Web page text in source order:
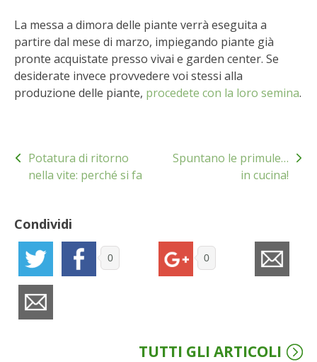
ZAPI GARDEN
BENZA
THERMACELL
IL MIO ORTO
ANIMALI UMANI E NON UMANI
IL MIO 2025
La messa a dimora delle piante verrà eseguita a
partire dal mese di marzo, impiegando piante già
pronte acquistate presso vivai e garden center. Se
desiderate invece provvedere voi stessi alla
produzione delle piante, procedete con la loro semina.
articoli
Potatura di ritorno
nella vite: perché si fa
Spuntano le primule…
in cucina!
Condividi
0 0
TUTTI GLI ARTICOLI